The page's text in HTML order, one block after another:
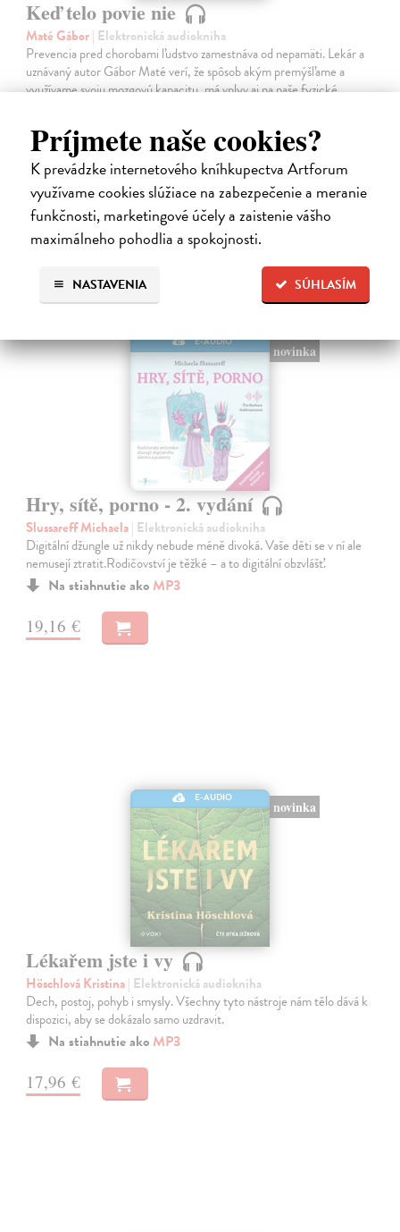
Príjmete naše cookies?
K prevádzke internetového kníhkupectva Artforum
využívame cookies slúžiace na zabezpečenie a meranie
funkčnosti, marketingové účely a zaistenie vášho
maximálneho pohodlia a spokojnosti.
SÚHLASÍM
NASTAVENIA
Keď telo povie nie
Maté Gábor| Elektronická audiokniha
Prevencia pred chorobami ľudstvo zamestnáva od nepamäti. Lekár a
uznávaný autor Gábor Maté verí, že spôsob akým premýšľame a
využívame svoju mozgovú kapacitu, má vplyv aj na naše fyzické
Na stiahnutie ako
14,45 €
E-AUDIO
novinka
Hry, sítě, porno - 2. vydání
Slussareff Michaela| Elektronická audiokniha
Digitální džungle už nikdy nebude méně divoká. Vaše děti se v ní ale
nemusejí ztratit.Rodičovství je těžké – a to digitální obzvlášť.
Na stiahnutie ako MP3
19,16 €
E-AUDIO
novinka
Lékařem jste i vy
Höschlová Kristina| Elektronická audiokniha
Dech, postoj, pohyb i smysly. Všechny tyto nástroje nám tělo dává k
dispozici, aby se dokázalo samo uzdravit.
Na stiahnutie ako MP3
17,96 €